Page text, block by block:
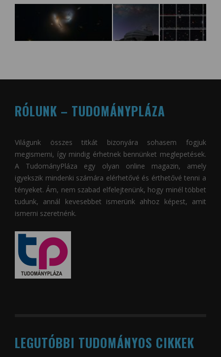
RÓLUNK – TUDOMÁNYPLÁZA
Világunk összes titkát bizonyára sohasem fogjuk
megismerni, így mindig érhetnek bennünket meglepetések.
A TudományPláza egy olyan online magazin, amely
igyekszik mindenki számára elérhetővé és érthetővé tenni a
tényeket. Ám, nem szabad elfelejtenünk, hogy minél többet
tudunk, annál kevesebbet ismerünk ahhoz képest, amit
ismerni szeretnénk.
LEGUTÓBBI TUDOMÁNYOS CIKKEK